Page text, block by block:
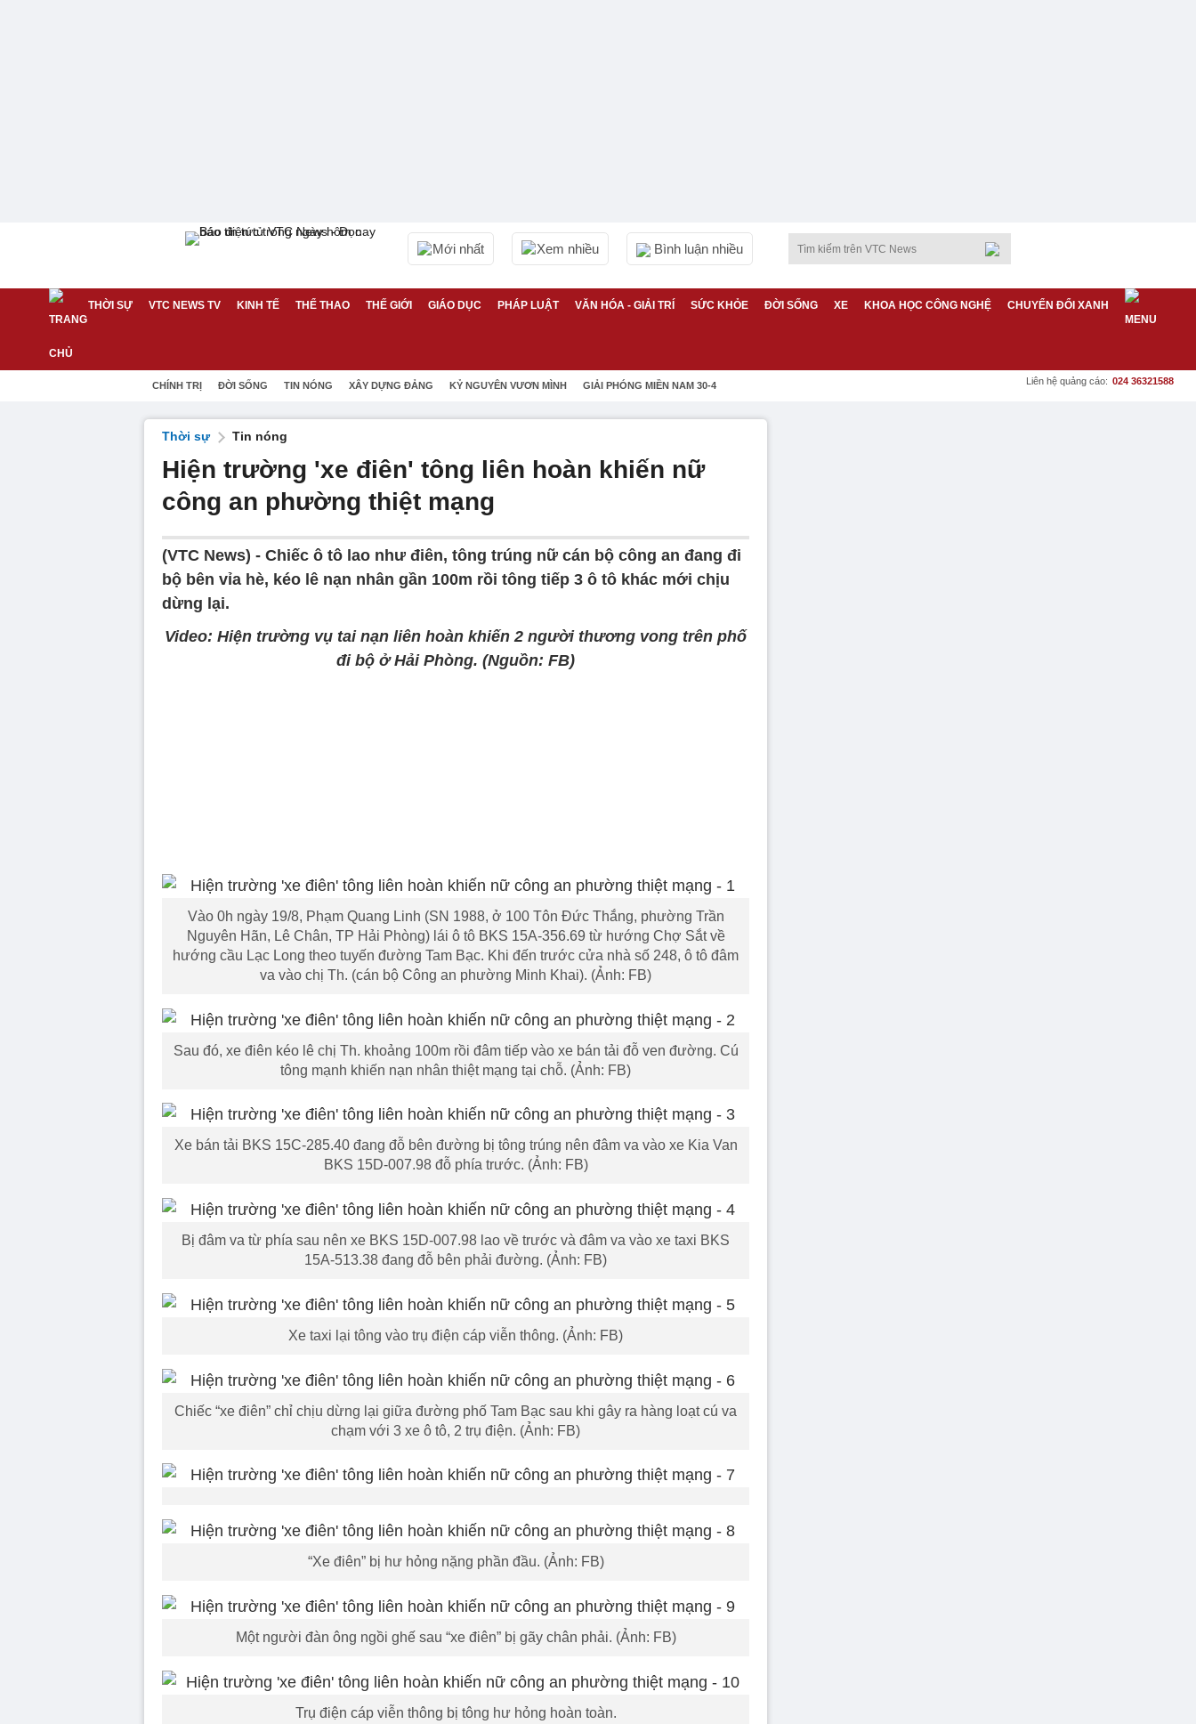
Mới nhất Xem nhiều Bình luận nhiều
THỜI SỰ VTC NEWS TV KINH TẾ THỂ THAO THẾ GIỚI GIÁO DỤC PHÁP LUẬT VĂN HÓA - GIẢI TRÍ SỨC KHỎE ĐỜI SỐNG XE KHOA HỌC CÔNG NGHỆ CHUYỂN ĐỔI XANH
CHÍNH TRỊ ĐỜI SỐNG TIN NÓNG XÂY DỰNG ĐẢNG KỶ NGUYÊN VƯƠN MÌNH GIẢI PHÓNG MIỀN NAM 30-4 Liên hệ quảng cáo: 024 36321588
Thời sự Tin nóng
Hiện trường 'xe điên' tông liên hoàn khiến nữ
công an phường thiệt mạng
(VTC News) - Chiếc ô tô lao như điên, tông trúng nữ cán bộ công an đang đi
bộ bên vỉa hè, kéo lê nạn nhân gần 100m rồi tông tiếp 3 ô tô khác mới chịu
dừng lại.
Video: Hiện trường vụ tai nạn liên hoàn khiến 2 người thương vong trên phố
đi bộ ở Hải Phòng. (Nguồn: FB)
Vào 0h ngày 19/8, Phạm Quang Linh (SN 1988, ở 100 Tôn Đức Thắng, phường Trần
Nguyên Hãn, Lê Chân, TP Hải Phòng) lái ô tô BKS 15A-356.69 từ hướng Chợ Sắt về
hướng cầu Lạc Long theo tuyến đường Tam Bạc. Khi đến trước cửa nhà số 248, ô tô đâm
va vào chị Th. (cán bộ Công an phường Minh Khai). (Ảnh: FB)
Sau đó, xe điên kéo lê chị Th. khoảng 100m rồi đâm tiếp vào xe bán tải đỗ ven đường. Cú
tông mạnh khiến nạn nhân thiệt mạng tại chỗ. (Ảnh: FB)
Xe bán tải BKS 15C-285.40 đang đỗ bên đường bị tông trúng nên đâm va vào xe Kia Van
BKS 15D-007.98 đỗ phía trước. (Ảnh: FB)
Bị đâm va từ phía sau nên xe BKS 15D-007.98 lao về trước và đâm va vào xe taxi BKS
15A-513.38 đang đỗ bên phải đường. (Ảnh: FB)
Xe taxi lại tông vào trụ điện cáp viễn thông. (Ảnh: FB)
Chiếc “xe điên” chỉ chịu dừng lại giữa đường phố Tam Bạc sau khi gây ra hàng loạt cú va
chạm với 3 xe ô tô, 2 trụ điện. (Ảnh: FB)
“Xe điên” bị hư hỏng nặng phần đầu. (Ảnh: FB)
Một người đàn ông ngồi ghế sau “xe điên” bị gãy chân phải. (Ảnh: FB)
Trụ điện cáp viễn thông bị tông hư hỏng hoàn toàn.